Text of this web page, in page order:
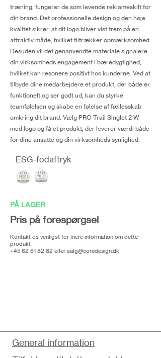
træning, fungerer de som levende reklameskilt for
din brand. Det professionelle design og den høje
kvalitet sikrer, at dit logo bliver vist frem på en
attraktiv måde, hvilket tiltrækker opmærksomhed.
Desuden vil det genanvendte materiale signalere
din virksomheds engagement i bæredygtighed,
hvilket kan resonere positivt hos kunderne. Ved at
tilbyde dine medarbejdere et produkt, der både er
funktionelt og ser godt ud, kan du styrke
teamfølelsen og skabe en følelse af fællesskab
omkring dit brand. Vælg PRO Trail Singlet 2 W
med logo og få et produkt, der leverer værdi både
for dine ansatte og din virksomheds synlighed.
ESG-fodaftryk
PÅ LAGER
Pris på forespørgsel
Kontakt os venligst for mere information om dette
produkt
+45 62 61 82 82 eller salg@coredesign.dk
General information